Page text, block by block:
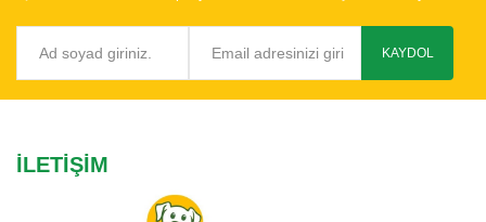
KAYDOL
İLETIŞIM